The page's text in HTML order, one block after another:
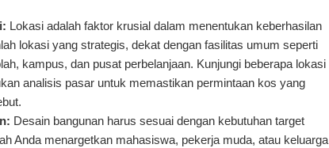
Lokasi adalah faktor krusial dalam menentukan keberhasilan
lokasi yang strategis, dekat dengan fasilitas umum seperti
kampus, dan pusat perbelanjaan. Kunjungi beberapa lokasi
analisis pasar untuk memastikan permintaan kos yang
Desain bangunan harus sesuai dengan kebutuhan target
Anda menargetkan mahasiswa, pekerja muda, atau keluarga